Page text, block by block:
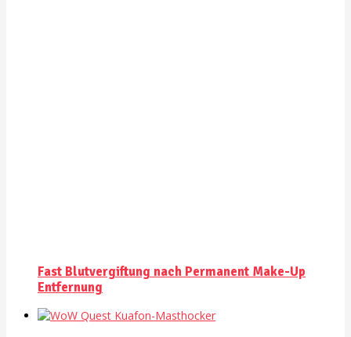
Fast Blutvergiftung nach Permanent Make-Up
Entfernung